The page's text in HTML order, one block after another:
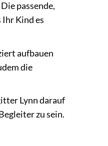
passende,
Kind es
aufbauen
die
Lynn darauf
zu sein.